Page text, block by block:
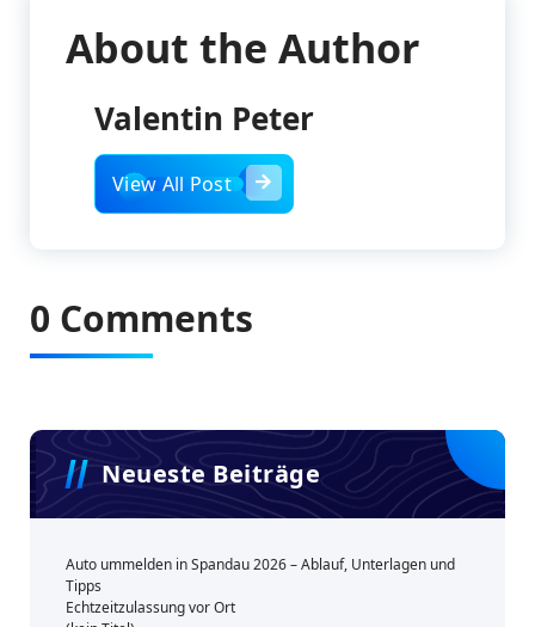
About the Author
Valentin Peter
View All Post
0 Comments
Neueste Beiträge
Auto ummelden in Spandau 2026 – Ablauf, Unterlagen und
Tipps
Echtzeitzulassung vor Ort